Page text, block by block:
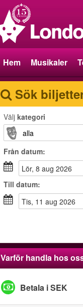
Hem Musikaler
Sök
Välj kategori
Från datum:
lör, 8 aug 2026
Till datum:
tis, 11 aug 2026
Varför handla hos
Betala i SEK